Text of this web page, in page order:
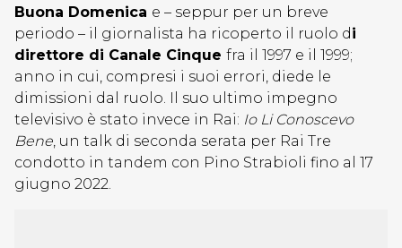
Buona Domenica e – seppur per un breve
periodo – il giornalista ha ricoperto il ruolo di
direttore di Canale Cinque fra il 1997 e il 1999;
anno in cui, compresi i suoi errori, diede le
dimissioni dal ruolo. Il suo ultimo impegno
televisivo è stato invece in Rai: Io Li Conoscevo
Bene, un talk di seconda serata per Rai Tre
condotto in tandem con Pino Strabioli fino al 17
giugno 2022.